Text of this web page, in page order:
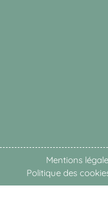
Mentions
Politique des